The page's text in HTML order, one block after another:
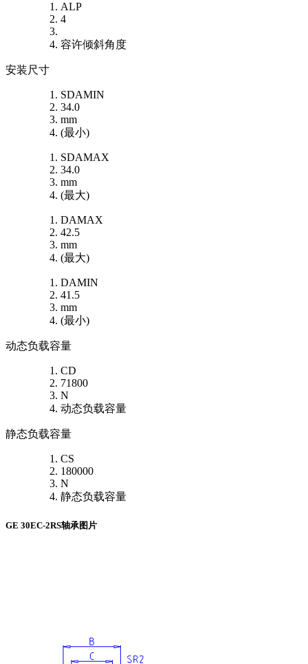
ALP
4
容许倾斜角度
安装尺寸
SDAMIN
34.0
mm
(最小)
SDAMAX
34.0
mm
(最大)
DAMAX
42.5
mm
(最大)
DAMIN
41.5
mm
(最小)
动态负载容量
CD
71800
N
动态负载容量
静态负载容量
CS
180000
N
静态负载容量
GE 30EC-2RS轴承图片